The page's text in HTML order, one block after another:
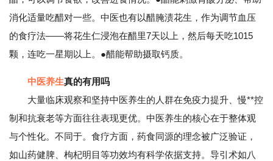
消化适量吃醋对一些。中医也有以醋腌渍花生，作为调节血压
的食疗法——将花生仁浸泡在醋里7天以上，然后每天吃1015
颗，连吃一星期以上。●醋能帮助摄取钙质。
中医养生真的有用吗
大量临床观察和坚持中医养生的人群在免疫力提升、慢**控
制和抗衰老等方面往往表现更优。中医养生的核心在于整体观
与个性化。不同于。食疗方面，药食同源的理念被广泛验证，
如山药健脾、枸杞明目等功效均有科学依据支持。导引术如八